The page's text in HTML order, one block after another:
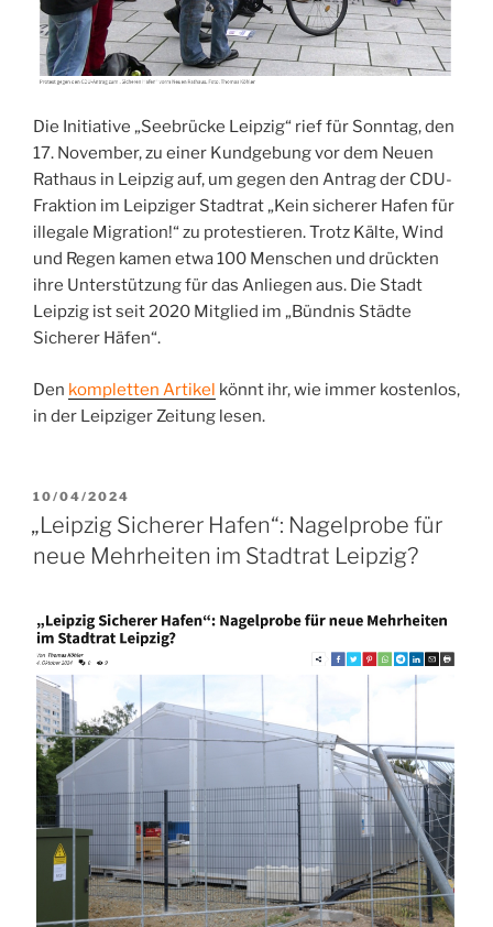
Die Initiative „Seebrücke Leipzig“ rief für Sonntag, den
17. November, zu einer Kundgebung vor dem Neuen
Rathaus in Leipzig auf, um gegen den Antrag der CDU-
Fraktion im Leipziger Stadtrat „Kein sicherer Hafen für
illegale Migration!“ zu protestieren. Trotz Kälte, Wind
und Regen kamen etwa 100 Menschen und drückten
ihre Unterstützung für das Anliegen aus. Die Stadt
Leipzig ist seit 2020 Mitglied im „Bündnis Städte
Sicherer Häfen“.
Den kompletten Artikel könnt ihr, wie immer kostenlos,
in der Leipziger Zeitung lesen.
VERÖFFENTLICHT
AM
10/04/2024
„Leipzig Sicherer Hafen“: Nagelprobe für
neue Mehrheiten im Stadtrat Leipzig?